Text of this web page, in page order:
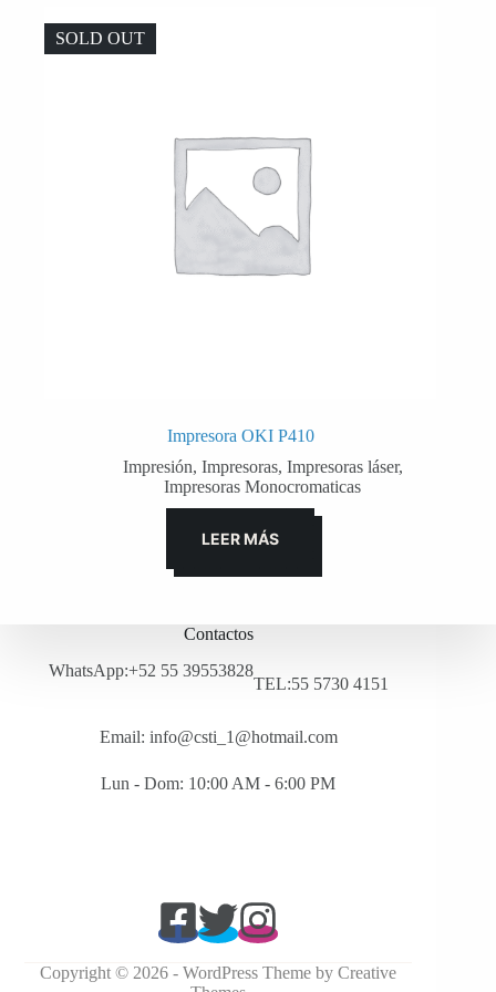
SOLD OUT
Impresora OKI P410
Impresión, Impresoras, Impresoras láser,
Impresoras Monocromaticas
LEER MÁS
Contactos
WhatsApp:+52 55 39553828
TEL:55 5730 4151
Email: info@csti_1@hotmail.com
Lun - Dom: 10:00 AM - 6:00 PM
Copyright © 2026 - WordPress Theme byCreative